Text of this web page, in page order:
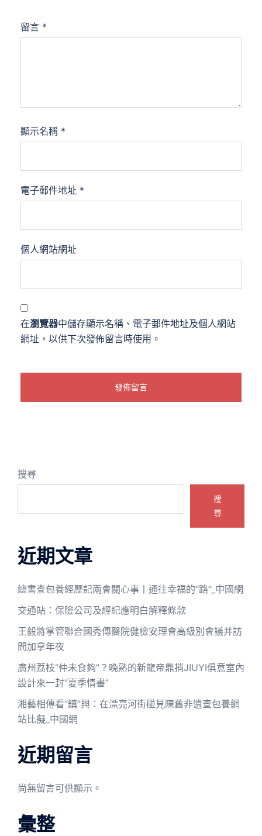
留言 *
顯示名稱 *
電子郵件地址 *
個人網站網址
在瀏覽器中儲存顯示名稱、電子郵件地址及個人網站
網址，以供下次發佈留言時使用。
搜尋
搜
尋
近期文章
總書查包養經歷記兩會關心事丨通往幸福的“路”_中國網
交通站：保險公司及經紀應明白解釋條款
王毅將掌管聯合國秀傳醫院健檢安理會高級別會議并訪
問加拿年夜
廣州荔枝“仲未食夠”？晚熟的新龍帝鼎捎JIUYI俱意室內
設計來一封“夏季情書”
湘藝相傳看“鎮”興：在漂亮河街碰見陳舊非遺查包養網
站比擬_中國網
近期留言
尚無留言可供顯示。
彙整